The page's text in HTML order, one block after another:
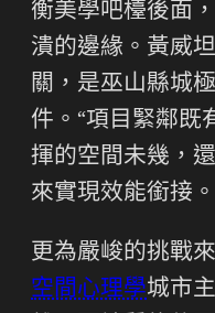
衡美學吧檯後面
潰的邊緣。黃威
關，是巫山縣城
件。“項目緊鄰既
揮的空間未幾，
來實現效能銜接
更為嚴峻的挑戰
空間心理學城市